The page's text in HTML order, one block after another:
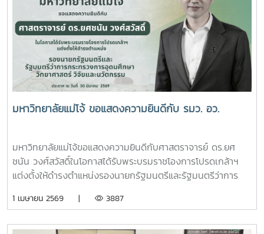
มหาวิทยาลัยแม่โจ้ ขอแสดงความยินดีกับ รมว. อว.
มหาวิทยาลัยแม่โจ้ขอแสดงความยินดีกับศาสตราจารย์ ดร.ยศ
ชนัน วงศ์สวัสดิ์ในโอกาสได้รับพระบรมราชโองการโปรดเกล้าฯ
แต่งตั้งให้ดำรงตำแหน่งรองนายกรัฐมนตรีและรัฐมนตรีว่าการ
ณ วันที่ 30 มีนาคม 2569
1 เมษายน 2569 | 3887